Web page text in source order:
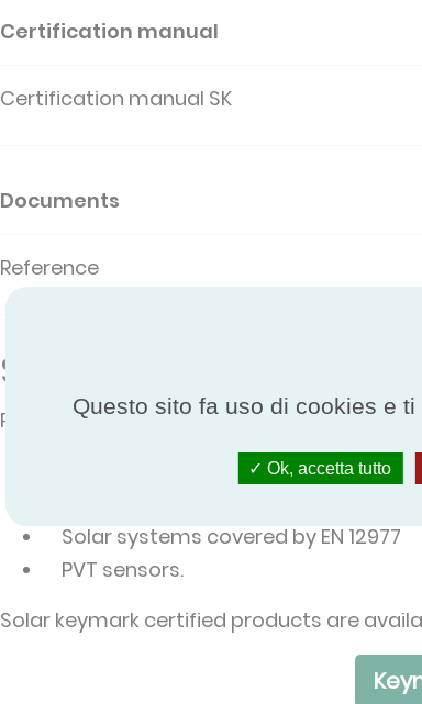
Certification manual
Certification manual SK
Documents
Reference
Scope of the programme
Products covered :
Solar collectors covered by EN 12975
Solar systems covered by EN 12977
PVT sensors.
Solar keymark certified products are
Questo sito fa uso di cookies e
Ok, accetta tutto